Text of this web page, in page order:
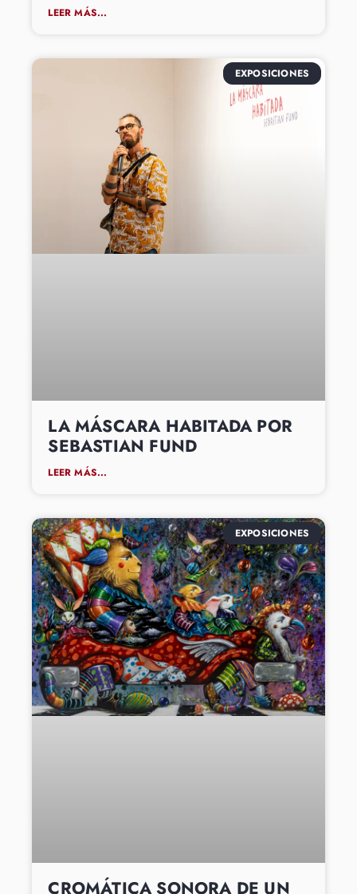
LEER MÁS...
EXPOSICIONES
LA MÁSCARA HABITADA POR
SEBASTIAN FUND
LEER MÁS...
EXPOSICIONES
CROMÁTICA SONORA DE UN